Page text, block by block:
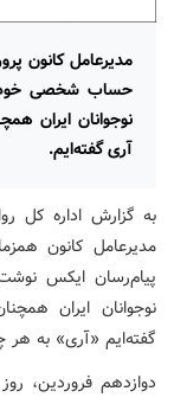
مدیرعامل کانون
حساب شخصی خود
نوجوانان ایران
آری گفته‌ایم.
به گزارش اداره کل
نوجوانان ایران
گفته‌ایم «آری» به هر
دوازدهم فروردین،